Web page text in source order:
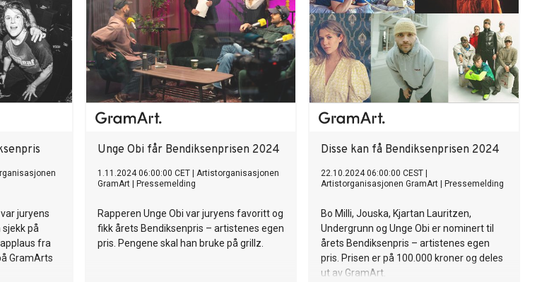
juryens
på
fra
GramArts
Unge Obi får Bendiksenprisen 2024
1.11.2024 06:00:00 CET
Artistorganisasjonen
GramArt
Pressemelding
Rapperen Unge Obi var juryens favoritt og
fikk årets Bendiksenpris – artistenes egen
pris. Pengene skal han bruke på grillz.
Disse kan få Bendiksenprisen 2024
22.10.2024 06:00:00 CEST
Artistorganisasjonen GramArt
Pressemelding
Bo Milli, Jouska, Kjartan Lauritzen,
Undergrunn og Unge Obi er nominert til
årets Bendiksenpris – artistenes egen
pris. Prisen er på 100.000 kroner og deles
ut av GramArt.